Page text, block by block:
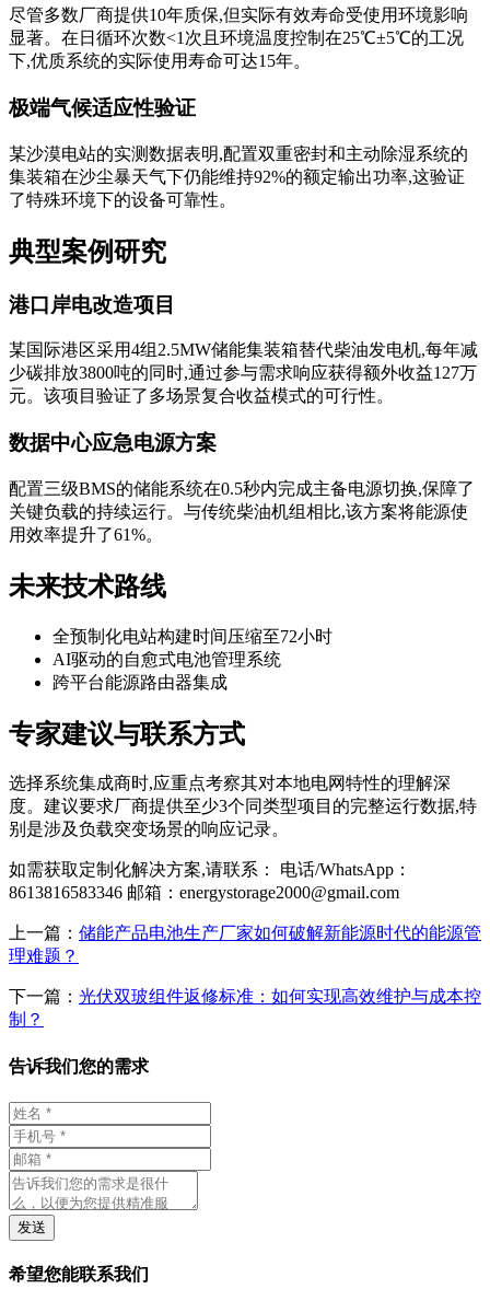
尽管多数厂商提供10年质保,但实际有效寿命受使用环境影响
显著。在日循环次数<1次且环境温度控制在25℃±5℃的工况
下,优质系统的实际使用寿命可达15年。
极端气候适应性验证
某沙漠电站的实测数据表明,配置双重密封和主动除湿系统的
集装箱在沙尘暴天气下仍能维持92%的额定输出功率,这验证
了特殊环境下的设备可靠性。
典型案例研究
港口岸电改造项目
某国际港区采用4组2.5MW储能集装箱替代柴油发电机,每年减
少碳排放3800吨的同时,通过参与需求响应获得额外收益127万
元。该项目验证了多场景复合收益模式的可行性。
数据中心应急电源方案
配置三级BMS的储能系统在0.5秒内完成主备电源切换,保障了
关键负载的持续运行。与传统柴油机组相比,该方案将能源使
用效率提升了61%。
未来技术路线
全预制化电站构建时间压缩至72小时
AI驱动的自愈式电池管理系统
跨平台能源路由器集成
专家建议与联系方式
选择系统集成商时,应重点考察其对本地电网特性的理解深
度。建议要求厂商提供至少3个同类型项目的完整运行数据,特
别是涉及负载突变场景的响应记录。
如需获取定制化解决方案,请联系： 电话/WhatsApp：
8613816583346 邮箱： energystorage2000@gmail.com
上一篇： 储能产品电池生产厂家如何破解新能源时代的能源管
理难题？
下一篇： 光伏双玻组件返修标准：如何实现高效维护与成本控
制？
告诉我们您的需求
发送
希望您能联系我们